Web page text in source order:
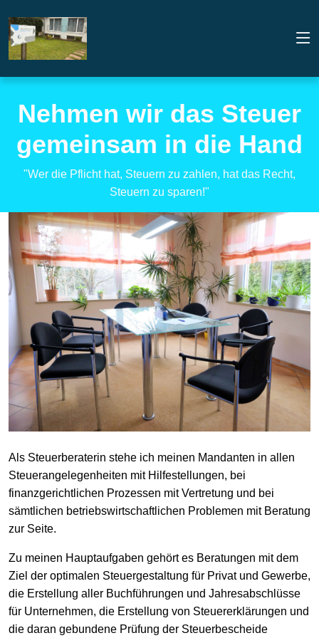
Nehmen wir das Steuer
gemeinsam in die Hand
"Wer die Pflicht hat, Steuern zu zahlen, hat das Recht,
Steuern zu sparen!"
Als Steuerberaterin stehe ich meinen Mandanten in allen
Steuerangelegenheiten mit Hilfestellungen, bei
finanzgerichtlichen Prozessen mit Vertretung und bei
sämtlichen betriebswirtschaftlichen Problemen mit Beratung
zur Seite.
Zu meinen Hauptaufgaben gehört es Beratungen mit dem
Ziel der optimalen Steuergestaltung für Privat und Gewerbe,
die Erstellung aller Buchführungen und Jahresabschlüsse
für Unternehmen, die Erstellung von Steuererklärungen und
die daran gebundene Prüfung der Steuerbescheide